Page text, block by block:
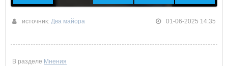
источник: Два майора 01-06-2025 14:35
В разделе Мнения